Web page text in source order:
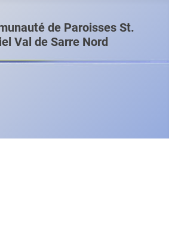
de Paroisses St.
Val de Sarre Nord